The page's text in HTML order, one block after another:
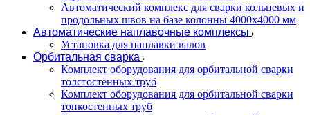
Автоматический комплекс для сварки кольцевых и
продольных швов на базе колонны 4000x4000 мм
Автоматические наплавочные комплексы
Установка для наплавки валов
Орбитальная сварка
Комплект оборудования для орбитальной сварки
толстостенных труб
Комплект оборудования для орбитальной сварки
тонкостенных труб